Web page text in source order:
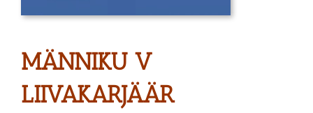
MÄNNIKU V
LIIVAKARJÄÄR